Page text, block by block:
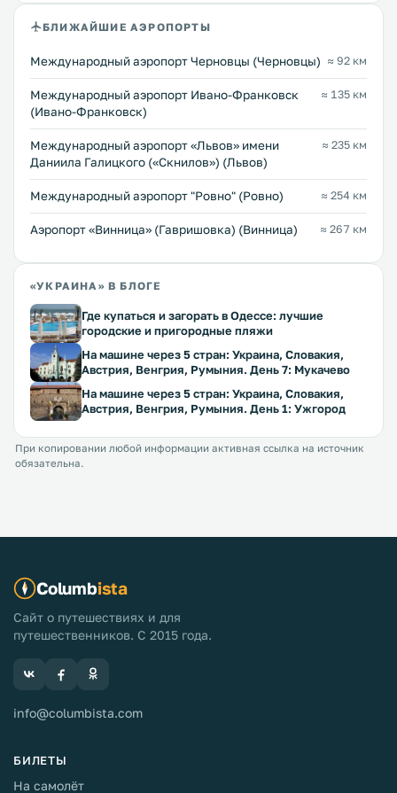
БЛИЖАЙШИЕ АЭРОПОРТЫ
Международный аэропорт Черновцы (Черновцы) ≈ 92 км
Международный аэропорт Ивано-Франковск
(Ивано-Франковск)
≈ 135 км
Междунарoдный аэропорт «Львов» имени
Даниила Галицкого («Скнилов») (Львов)
≈ 235 км
Междунарoдный аэропорт "Ровно" (Ровно) ≈ 254 км
Аэропорт «Винница» (Гавришовка) (Винница) ≈ 267 км
«УКРАИНА» В БЛОГЕ
Где купаться и загорать в Одессе: лучшие
городские и пригородные пляжи
На машине через 5 стран: Украина, Словакия,
Австрия, Венгрия, Румыния. День 7: Мукачево
На машине через 5 стран: Украина, Словакия,
Австрия, Венгрия, Румыния. День 1: Ужгород
При копировании любой информации активная ссылка на источник
обязательна.
Columbista
Сайт о путешествиях и для
путешественников. С 2015 года.
info@columbista.com
БИЛЕТЫ
На самолёт